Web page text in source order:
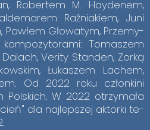
Ro­ber­tem M. Hay­de­nem,
Raź­nia­kiem, Juni
Paw­łem Gło­wa­tym, Prze­my­
To­ma­szem
Ve­ri­ty Stan­den, Zor­ką
Łu­ka­szem La­chem,
Od 2022 roku człon­ki­ni
Pol­skich. W 2022 otrzy­ma­ła
dla naj­lep­szej ak­tor­ki te­